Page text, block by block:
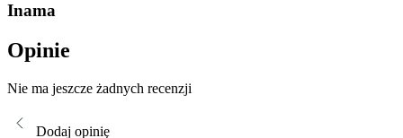
Inama
Opinie
Nie ma jeszcze żadnych recenzji
Dodaj opinię